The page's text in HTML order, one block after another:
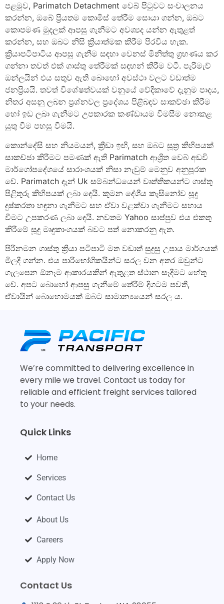
පළමුව, Parimatch Detachment වෙබ් පිටුවට සංචාලනය
කරන්න, ඔබේ ප්‍රියතම කොමිස් තේරීම සොයා ගන්න, ඔබට
කොපමණ මුදලක් ආපසු ගැනීමට අවශ්‍යද යන්න ඇතුළත්
කරන්න, සහ ඔබට නිසි ක්‍රියාත්මක කිරීම පිරවිය හැක.
ක්‍රියාපටිපාටිය ආපසු ගැනීම සඳහා වෙනස් මිනිත්තු ග්‍රහණය කර
ගන්නා තවත් එක් ගාස්තු තේරීමක් සඳහන් කිරීම වටී. පැරිමැච්
ඔන්ලයින් එය සතුව ඇති බොහෝ අවස්ථා වලට වඩාත්ම
ජනප්‍රියයි. තවත් විශේෂත්වයක් වනුයේ වේදිකාවේ දැනුම පාදය,
නිතර අසනු ලබන ප්‍රශ්නවල ප්‍රදේශය පිළිබඳව සාකච්ඡා කිරීම
හෝ ඉඩ ලබා ගැනීමට උපකාරක කණ්ඩායම විමසීම නොකළ
යුතු වීම පහසු වීමයි.
කොන්දේසි සහ නියමයන්, ක්‍රීඩා ඉඟි, සහ ඔබට සූත්‍ර කිහිපයක්
සාකච්ඡා කිරීමට පමණක් ඇති Parimatch ආශ්‍රිත වෙබ් අඩවි
මාර්ගෝපදේශයේ සාරාංශයක් නිසා නැවුම් මෙනුව අනුපූරක
වේ. Parimatch දැන් Uk සම්බන්ධයෙන් වෘත්තිකයන්ට ගාස්තු
පිළිතුරු කිහිපයක් ලබා දෙයි. කුමන දේශීය කැසිනෝව සූදු
දුෂ්කරතා හඳුනා ගැනීමට සහ ඒවා වළක්වා ගැනීමට සහාය
වීමට උපකරණ ලබා දෙයි. නවතම Yahoo සාප්පුව එය එකතු
කිරීමේ සූදු මෘදුකාංගයක් බවට පත් නොකරනු ඇත.
පිරිනමන ගාස්තු ක්‍රියා පටිපාටි මත වඩාත් සුදුසු උපාය මාර්ගයක්
මිලදී ගන්න. එය පාරිභෝගිකයින්ට සරල වන අතර ඔවුන්ට
ගැලපෙන ඕනෑම ආකාරයකින් ඇතුළත ස්ථාන සෑදීමට හේතු
වේ. අපට බොහෝ ආපසු ගැනීමේ තේරීම් දිගටම පවතී,
ඒවායින් බොහොමයක් ඔබට සාමාන්‍යයෙන් සරල ය.
We’re committed to delivering excellence in
every mile we travel. Contact us today for
reliable and efficient freight services tailored
to your needs.
Quick Links
Home
Services
Contact Us
About Us
Careers
Apply Now
Contact Us